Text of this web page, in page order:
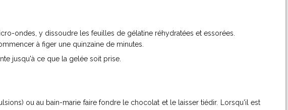
ondes, y dissoudre les feuilles de gélatine réhydratées et essorées.
à figer une quinzaine de minutes.
jusqu'à ce que la gelée soit prise.
ou au bain-marie faire fondre le chocolat et le laisser tiédir. Lorsqu'il est